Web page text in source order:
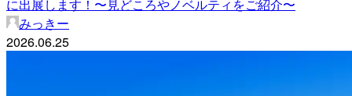
に出展します！〜見どころやノベルティをご紹介〜
みっきー
2026.06.25